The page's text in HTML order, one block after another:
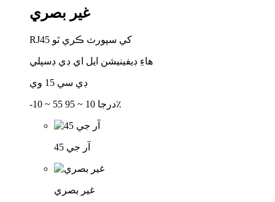
غير بصري
RJ45 کي سپورٽ ڪري ٿو
هاءِ ڊيفينيشن ايل اي ڊي ڊسپلي
ڊي سي 15 وي
-10 ~ 55 درجا 10 ~ 95٪
آر جي 45
غير بصري